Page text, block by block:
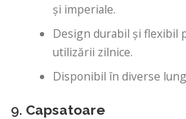
și imperiale.
Design durabil și flexibil
utilizării zilnice.
Disponibil în diverse
9. Capsatoare